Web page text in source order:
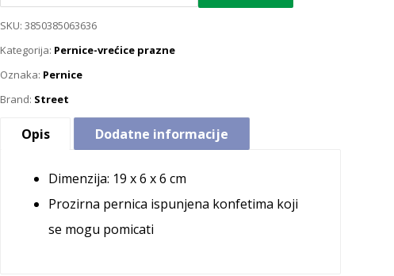
SKU:3850385063636
Kategorija: Pernice-vrećice prazne
Oznaka: Pernice
Brand: Street
Opis Dodatne informacije
Dimenzija: 19 x 6 x 6 cm
Prozirna pernica ispunjena konfetima koji
se mogu pomicati